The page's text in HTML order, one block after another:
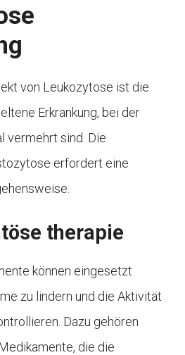
von Leukozytose ist die
Erkrankung, bei der
vermehrt sind. Die
erfordert eine
therapie
können eingesetzt
zu lindern und die Aktivität
Dazu gehören
die die